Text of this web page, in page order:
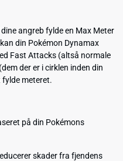
angreb fylde en Max Meter
din Pokémon Dynamax
Fast Attacks (altså normale
der er i cirklen inden din
meteret.
på din Pokémons
skader fra fjendens